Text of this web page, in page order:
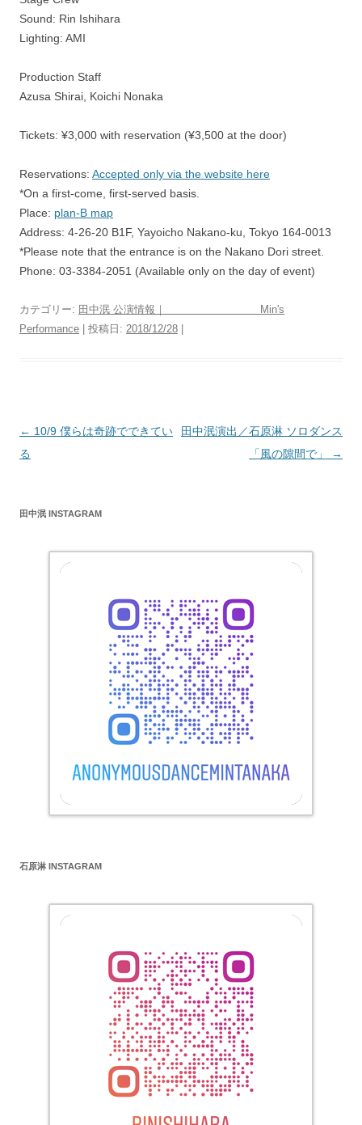
Sound: Rin Ishihara
Lighting: AMI
Production Staff
Azusa Shirai, Koichi Nonaka
Tickets: ¥3,000 with reservation (¥3,500 at the door)
Reservations: Accepted only via the website here
*On a first-come, first-served basis.
Place: plan-B map
Address: 4-26-20 B1F, Yayoicho Nakano-ku, Tokyo 164-0013
*Please note that the entrance is on the Nakano Dori street.
Phone: 03-3384-2051 (Available only on the day of event)
カテゴリー: 田中泯 公演情報｜ Min's
Performance | 投稿日: 2018/12/28 |
投
稿
ゲ
← 10/9 僕らは奇跡でできてい
る
田中泯演出／石原淋 ソロダンス
「風の隙間で」
→
田中泯 INSTAGRAM
石原淋 INSTAGRAM